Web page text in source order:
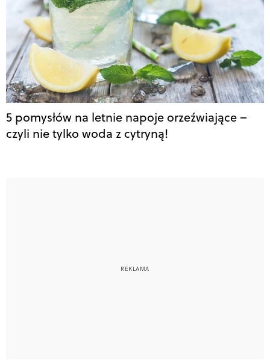
5 pomysłów na letnie napoje orzeźwiające –
czyli nie tylko woda z cytryną!